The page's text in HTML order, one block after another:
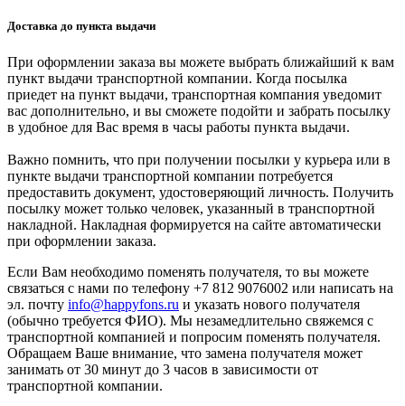
Доставка до пункта выдачи
При оформлении заказа вы можете выбрать ближайший к вам
пункт выдачи транспортной компании. Когда посылка
приедет на пункт выдачи, транспортная компания уведомит
вас дополнительно, и вы сможете подойти и забрать посылку
в удобное для Вас время в часы работы пункта выдачи.
Важно помнить, что при получении посылки у курьера или в
пункте выдачи транспортной компании потребуется
предоставить документ, удостоверяющий личность. Получить
посылку может только человек, указанный в транспортной
накладной. Накладная формируется на сайте автоматически
при оформлении заказа.
Если Вам необходимо поменять получателя, то вы можете
связаться с нами по телефону +7 812 9076002 или написать на
эл. почту info@happyfons.ru и указать нового получателя
(обычно требуется ФИО). Мы незамедлительно свяжемся с
транспортной компанией и попросим поменять получателя.
Обращаем Ваше внимание, что замена получателя может
занимать от 30 минут до 3 часов в зависимости от
транспортной компании.